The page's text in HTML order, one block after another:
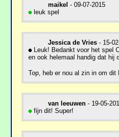
maikel - 09-07-2015
leuk spel
Jessica de Vries - 15-
Leuk! Bedankt voor het spel
en ook helemaal handig dat hij
Top, heb er nou al zin in om
van leeuwen - 19-05-
fijn dit! Super!